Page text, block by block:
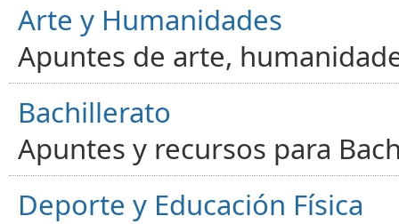
Arte y Humanidades
Apuntes de arte,
Bachillerato
Apuntes y recursos para
Deporte y Educación Física